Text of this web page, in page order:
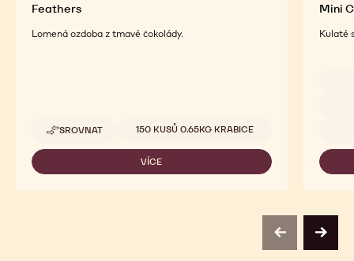
Feathers
Lomená ozdoba z tmavé čokolády.
SROVNAT
-
FEATHERS
Dostupná balení
150 KUSŮ 0.65KG KRABICE
VÍCE
-
Mini
Kulaté
previousnext